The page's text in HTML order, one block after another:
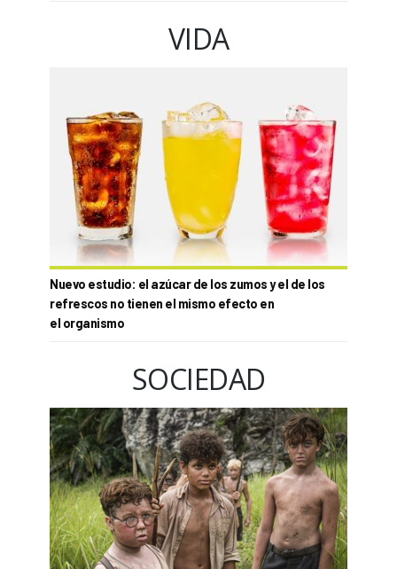
VIDA
Nuevo estudio: el azúcar de los zumos y el de los
refrescos no tienen el mismo efecto en
el organismo
SOCIEDAD